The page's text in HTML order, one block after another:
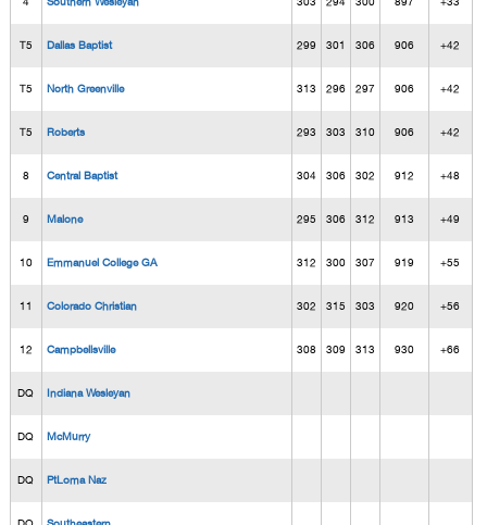
T5 Dallas Baptist 299 301 306 906 +42
T5 North Greenville 313 296 297 906 +42
T5 Roberts 293 303 310 906 +42
8 Central Baptist 304 306 302 912 +48
9 Malone 295 306 312 913 +49
10 Emmanuel College GA 312 300 307 919 +55
11 Colorado Christian 302 315 303 920 +56
12 Campbellsville 308 309 313 930 +66
DQ Indiana Wesleyan
DQ McMurry
DQ PtLoma Naz